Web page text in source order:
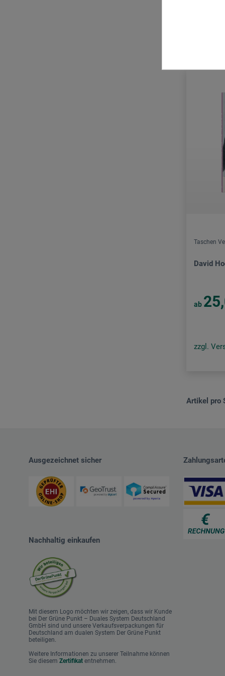
Taschen
David
ab
zzgl.
Artikel pro
Ausgezeichnet sicher
Nachhaltig einkaufen
Mit diesem Logo möchten wir zeigen, dass wir Kunde
bei Der Grüne Punkt – Duales System Deutschland
GmbH sind und unsere Verkaufsverpackungen für
Deutschland am dualen System Der Grüne Punkt
beteiligen.
Weitere Informationen zu unserer Teilnahme können
Sie diesem Zertifikat entnehmen.